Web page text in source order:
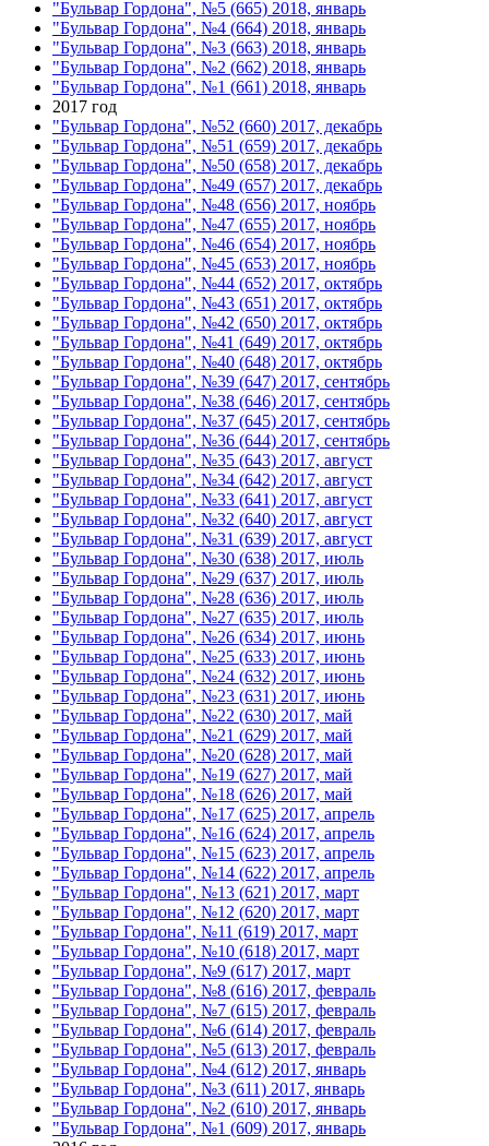
"Бульвар Гордона", №5 (665) 2018, январь
"Бульвар Гордона", №4 (664) 2018, январь
"Бульвар Гордона", №3 (663) 2018, январь
"Бульвар Гордона", №2 (662) 2018, январь
"Бульвар Гордона", №1 (661) 2018, январь
2017 год
"Бульвар Гордона", №52 (660) 2017, декабрь
"Бульвар Гордона", №51 (659) 2017, декабрь
"Бульвар Гордона", №50 (658) 2017, декабрь
"Бульвар Гордона", №49 (657) 2017, декабрь
"Бульвар Гордона", №48 (656) 2017, ноябрь
"Бульвар Гордона", №47 (655) 2017, ноябрь
"Бульвар Гордона", №46 (654) 2017, ноябрь
"Бульвар Гордона", №45 (653) 2017, ноябрь
"Бульвар Гордона", №44 (652) 2017, октябрь
"Бульвар Гордона", №43 (651) 2017, октябрь
"Бульвар Гордона", №42 (650) 2017, октябрь
"Бульвар Гордона", №41 (649) 2017, октябрь
"Бульвар Гордона", №40 (648) 2017, октябрь
"Бульвар Гордона", №39 (647) 2017, сентябрь
"Бульвар Гордона", №38 (646) 2017, сентябрь
"Бульвар Гордона", №37 (645) 2017, сентябрь
"Бульвар Гордона", №36 (644) 2017, сентябрь
"Бульвар Гордона", №35 (643) 2017, август
"Бульвар Гордона", №34 (642) 2017, август
"Бульвар Гордона", №33 (641) 2017, август
"Бульвар Гордона", №32 (640) 2017, август
"Бульвар Гордона", №31 (639) 2017, август
"Бульвар Гордона", №30 (638) 2017, июль
"Бульвар Гордона", №29 (637) 2017, июль
"Бульвар Гордона", №28 (636) 2017, июль
"Бульвар Гордона", №27 (635) 2017, июль
"Бульвар Гордона", №26 (634) 2017, июнь
"Бульвар Гордона", №25 (633) 2017, июнь
"Бульвар Гордона", №24 (632) 2017, июнь
"Бульвар Гордона", №23 (631) 2017, июнь
"Бульвар Гордона", №22 (630) 2017, май
"Бульвар Гордона", №21 (629) 2017, май
"Бульвар Гордона", №20 (628) 2017, май
"Бульвар Гордона", №19 (627) 2017, май
"Бульвар Гордона", №18 (626) 2017, май
"Бульвар Гордона", №17 (625) 2017, апрель
"Бульвар Гордона", №16 (624) 2017, апрель
"Бульвар Гордона", №15 (623) 2017, апрель
"Бульвар Гордона", №14 (622) 2017, апрель
"Бульвар Гордона", №13 (621) 2017, март
"Бульвар Гордона", №12 (620) 2017, март
"Бульвар Гордона", №11 (619) 2017, март
"Бульвар Гордона", №10 (618) 2017, март
"Бульвар Гордона", №9 (617) 2017, март
"Бульвар Гордона", №8 (616) 2017, февраль
"Бульвар Гордона", №7 (615) 2017, февраль
"Бульвар Гордона", №6 (614) 2017, февраль
"Бульвар Гордона", №5 (613) 2017, февраль
"Бульвар Гордона", №4 (612) 2017, январь
"Бульвар Гордона", №3 (611) 2017, январь
"Бульвар Гордона", №2 (610) 2017, январь
"Бульвар Гордона", №1 (609) 2017, январь